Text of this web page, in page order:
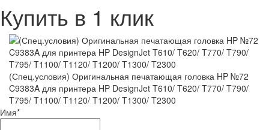
Купить в 1 клик
(Спец.условия) Оригинальная печатающая головка HP №72
C9383A для принтера HP DesignJet T610/ T620/ T770/ T790/
T795/ T1100/ T1120/ T1200/ T1300/ T2300
Имя*